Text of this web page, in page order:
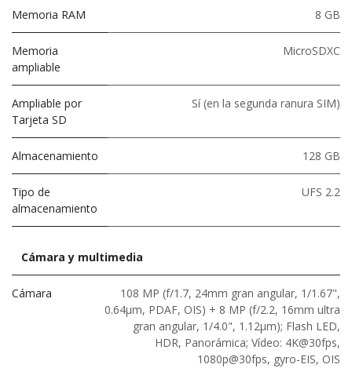
Memoria RAM 8 GB
Memoria
ampliable
MicroSDXC
Ampliable por
Tarjeta SD
Sí (en la segunda ranura SIM)
Almacenamiento 128 GB
Tipo de
almacenamiento
UFS 2.2
Cámara y multimedia
Cámara
108 MP (f/1.7, 24mm gran angular, 1/1.67",
0.64μm, PDAF, OIS) + 8 MP (f/2.2, 16mm ultra
gran angular, 1/4.0", 1.12µm); Flash LED,
HDR, Panorámica; Vídeo: 4K@30fps,
1080p@30fps, gyro-EIS, OIS